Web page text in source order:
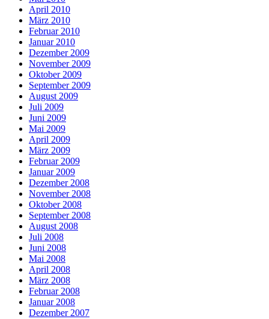
April 2010
März 2010
Februar 2010
Januar 2010
Dezember 2009
November 2009
Oktober 2009
September 2009
August 2009
Juli 2009
Juni 2009
Mai 2009
April 2009
März 2009
Februar 2009
Januar 2009
Dezember 2008
November 2008
Oktober 2008
September 2008
August 2008
Juli 2008
Juni 2008
Mai 2008
April 2008
März 2008
Februar 2008
Januar 2008
Dezember 2007